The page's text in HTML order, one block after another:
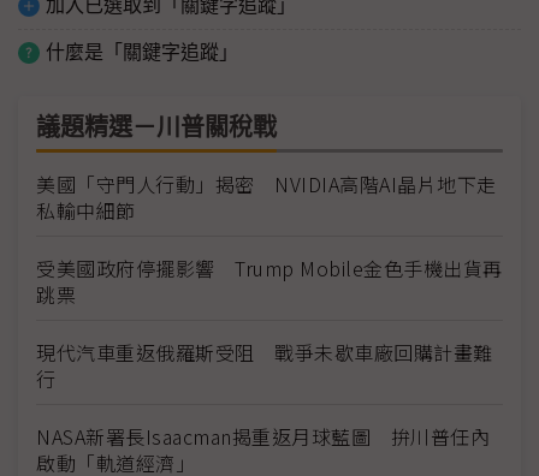
加入已選取到「關鍵字追蹤」
什麼是「關鍵字追蹤」
議題精選－川普關稅戰
美國「守門人行動」揭密 NVIDIA高階AI晶片地下走
私輸中細節
受美國政府停擺影響 Trump Mobile金色手機出貨再
跳票
現代汽車重返俄羅斯受阻 戰爭未歇車廠回購計畫難
行
NASA新署長Isaacman揭重返月球藍圖 拚川普任內
啟動「軌道經濟」